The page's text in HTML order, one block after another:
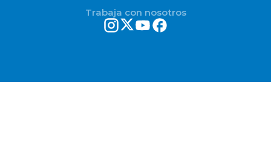
Trabaja con nosotros